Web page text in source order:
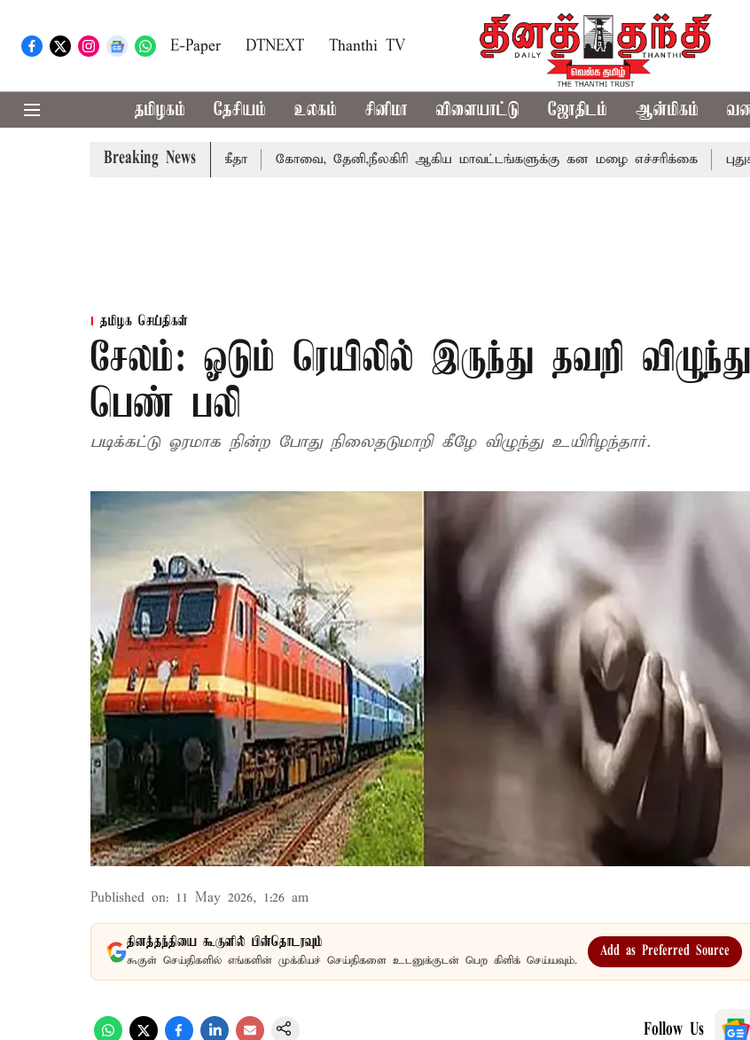
E-Paper DTNEXT Thanthi TV
தமிழகம் தேசியம் உலகம் சினிமா விளையாட்டு ஜோதிடம் ஆன்மிகம்
Breaking News
வாபஸ் பெற்றார் சங்கீதா கோவை, தேனி,நீலகிரி ஆகிய மாவட்டங்களுக்கு கன மழை எச்சரிக்கை புதுச்சேரி
தமிழக செய்திகள்
சேலம்: ஓடும் ரெயிலில் இருந்து தவறி விழுந்து
பெண் பலி
படிக்கட்டு ஓரமாக நின்ற போது நிலைதடுமாறி கீழே விழுந்து உயிரிழந்தார்.
Published on: 11 May 2026, 1:26 am
தினத்தந்தியை கூகுளில் பின்தொடரவும்
கூகுள் செய்திகளில் எங்களின் முக்கியச் செய்திகளை உடனுக்குடன் பெற கிளிக் செய்யவும்.
Add as Preferred Source
Follow Us